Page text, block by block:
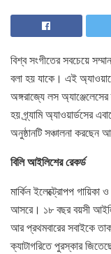
বিশ্ব সংগীতের সবচেয়ে
বলা হয় যাকে। এই
অঙ্গরাজ্যে লস
হয় গ্র্যামি অ্যাওয়ার্ডসের
অনুষ্ঠানটি সঞ্চালনা করছেন
বিলি আইলিশের রেকর্ড
মার্কিন ইলেক্ট্রোপপ গায়িকা
আসরে। ১৮ বছর বয়সী
আর প্রথমবারের সবাইকে তাক
ক্যাটাগরিতে পুরস্কার